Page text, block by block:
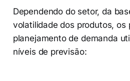
Dependendo do setor, da
volatilidade dos produtos, os
planejamento de demanda
níveis de previsão: